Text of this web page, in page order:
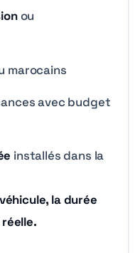
ou
marocains
avec budget
installés dans la
la durée